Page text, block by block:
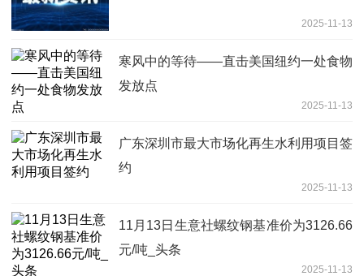
2025-11-13
寒风中的等待——直击美国纽约一处食物
发放点
2025-11-13
广东深圳市最大市场化再生水利用项目签
约
2025-11-13
11月13日生意社螺纹钢基准价为3126.66
元/吨_头条
2025-11-13